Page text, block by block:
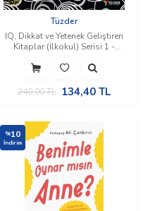
Tüzder
​IQ, Dikkat ve Yetenek Geliştiren
Kitaplar (İlkokul) Serisi 1 -
240,00TL 134,40 TL
%10
İndirim